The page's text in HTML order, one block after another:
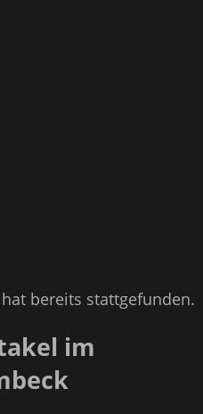
bereits stattgefunden.
im